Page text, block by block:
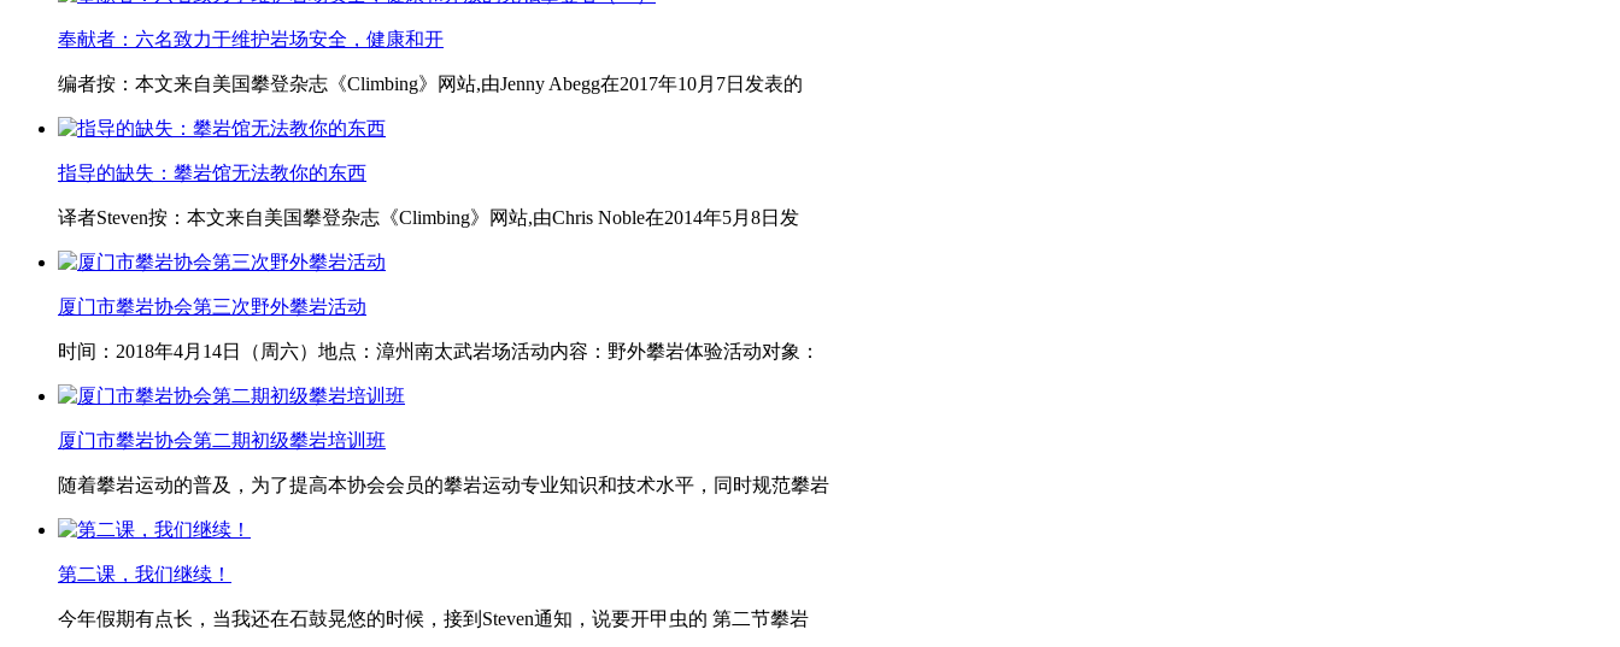
奉献者：六名致力于维护岩场安全，健康和开
编者按：本文来自美国攀登杂志《Climbing》网站,由Jenny Abegg在2017年10月7日发表的
指导的缺失：攀岩馆无法教你的东西
译者Steven按：本文来自美国攀登杂志《Climbing》网站,由Chris Noble在2014年5月8日发
厦门市攀岩协会第三次野外攀岩活动
时间：2018年4月14日（周六）地点：漳州南太武岩场活动内容：野外攀岩体验活动对象：
厦门市攀岩协会第二期初级攀岩培训班
随着攀岩运动的普及，为了提高本协会会员的攀岩运动专业知识和技术水平，同时规范攀岩
第二课，我们继续！
今年假期有点长，当我还在石鼓晃悠的时候，接到Steven通知，说要开甲虫的 第二节攀岩